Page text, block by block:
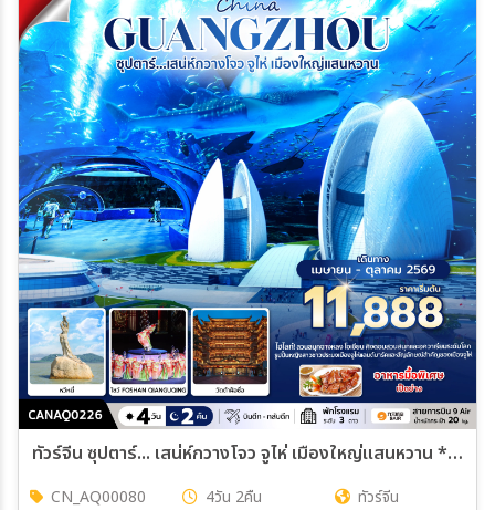
ทัวร์จีน ซุปตาร์... เสน่ห์กวางโจว จูไห่ เมืองใหญ่แสนหวาน *บินดึก-กลับดึก* 4วัน 2คืน (AQ)
CN_AQ00080 4วัน 2คืน
ทัวร์จีน